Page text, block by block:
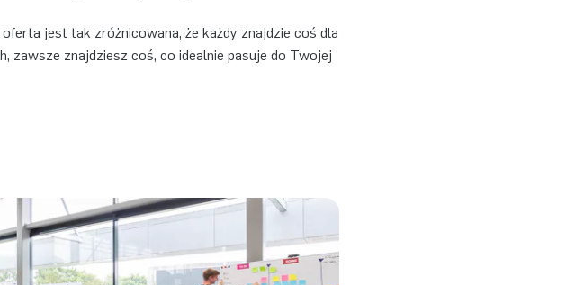
jest tak zróżnicowana, że każdy znajdzie coś dla
zawsze znajdziesz coś, co idealnie pasuje do Twojej